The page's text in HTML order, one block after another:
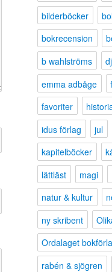
bilderböcker
bokrecension
b wahlströms
emma adbåge
favoriter
idus förlag
jul
kapitelböcker
lättläst
magi
natur & kultur
ny skribent
Ordalaget
rabén & sjögren